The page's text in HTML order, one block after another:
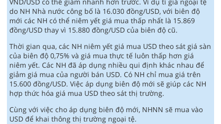
do NH Nhà nước công bố là 16.030 đồng/USD, với biên độ
mới các NH có thể niêm yết giá mua thấp nhất là 15.869
đồng/USD thay vì 15.880 đồng/USD của biên độ cũ.
Thời gian qua, các NH niêm yết giá mua USD theo sát giá sàn
của biên độ 0,75% và giá mua thực tế luôn thấp hơn giá
niêm yết. Các NH đã áp dụng nhiều qui định khác nhau để
giảm giá mua của người bán USD. Có NH chỉ mua giá trên
15.600 đồng/USD. Việc áp dụng biên độ mới sẽ giúp các NH
hợp thức hóa giá mua USD theo sát thị trường.
Cùng với việc cho áp dụng biên độ mới, NHNN sẽ mua vào
USD để khai thông thị trường ngoại tệ.